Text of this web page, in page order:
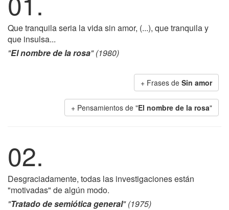
Que tranquila seria la vida sin amor, (...), que tranquila y
que insulsa...
"El nombre de la rosa" (1980)
+ Frases de Sin amor
+ Pensamientos de "El nombre de la rosa"
02.
Desgraciadamente, todas las investigaciones están
"motivadas" de algún modo.
"Tratado de semiótica general" (1975)